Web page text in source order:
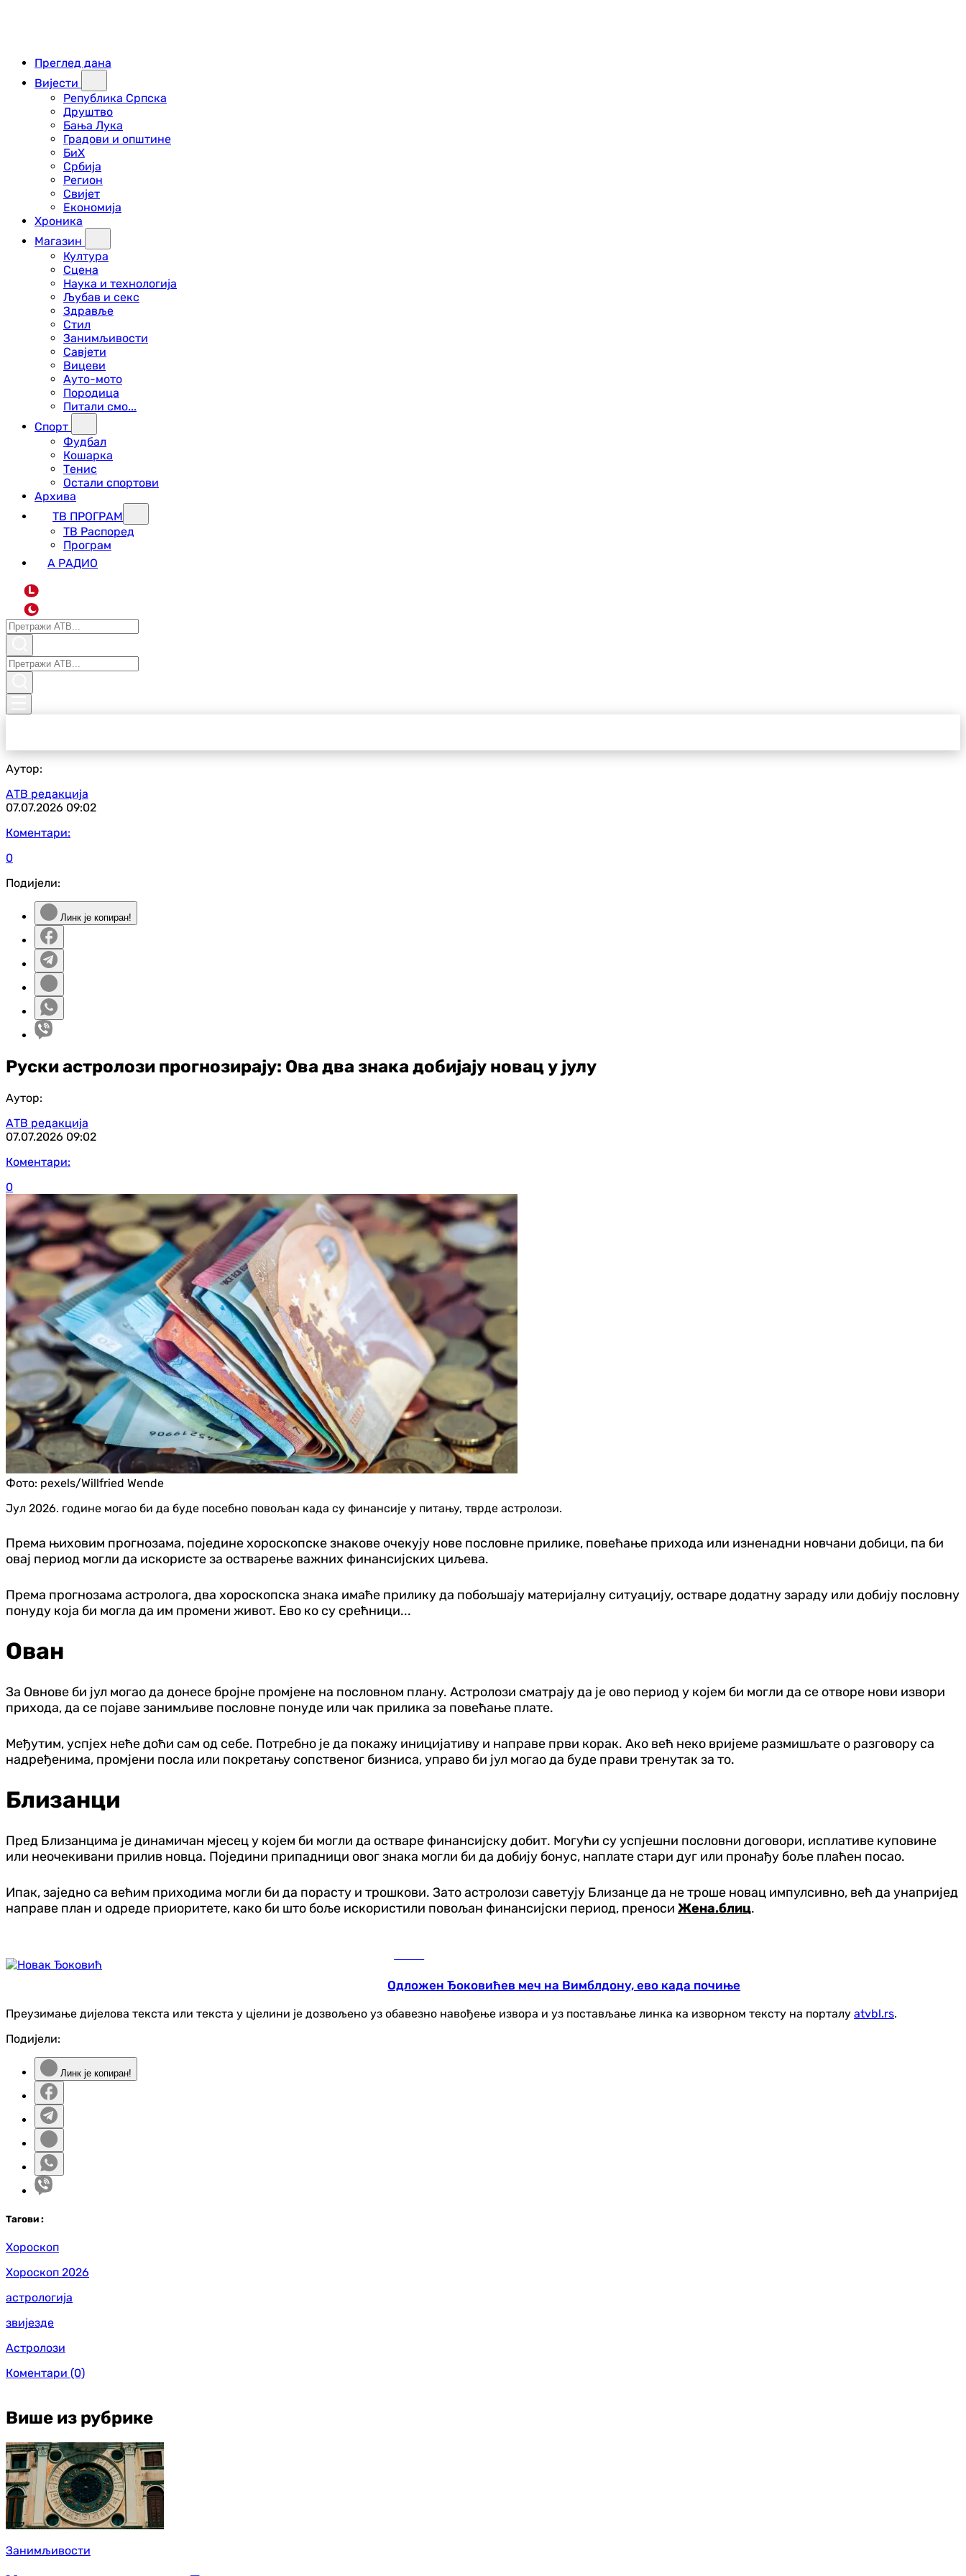
Преглед дана
Вијести
Република Српска
Друштво
Бања Лука
Градови и општине
БиХ
Србија
Регион
Свијет
Економија
Хроника
Магазин
Култура
Сцена
Наука и технологија
Љубав и секс
Здравље
Стил
Занимљивости
Савјети
Вицеви
Ауто-мото
Породица
Питали смо...
Спорт
Фудбал
Кошарка
Тенис
Остали спортови
Архива
ТВ ПРОГРАМ
ТВ Распоред
Програм
А РАДИО
L
Аутор:
АТВ редакција
07.07.2026 09:02
Коментари:
0
Подијели:
Линк је копиран!
Руски астролози прогнозирају: Ова два знака добијају новац у јулу
Аутор:
АТВ редакција
07.07.2026 09:02
Коментари:
0
Фото: pexels/Willfried Wende
Јул 2026. године могао би да буде посебно повољан када су финансије у питању, тврде астролози.
Према њиховим прогнозама, поједине хороскопске знакове очекују нове пословне прилике, повећање прихода или изненадни новчани добици, па би
овај период могли да искористе за остварење важних финансијских циљева.
Према прогнозама астролога, два хороскопска знака имаће прилику да побољшају материјалну ситуацију, остваре додатну зараду или добију пословну
понуду која би могла да им промени живот. Ево ко су срећници...
Ован
За Овнове би јул могао да донесе бројне промјене на пословном плану. Астролози сматрају да је ово период у којем би могли да се отворе нови извори
прихода, да се појаве занимљиве пословне понуде или чак прилика за повећање плате.
Међутим, успјех неће доћи сам од себе. Потребно је да покажу иницијативу и направе први корак. Ако већ неко вријеме размишљате о разговору са
надређенима, промјени посла или покретању сопственог бизниса, управо би јул могао да буде прави тренутак за то.
Близанци
Пред Близанцима је динамичан мјесец у којем би могли да остваре финансијску добит. Могући су успјешни пословни договори, исплативе куповине
или неочекивани прилив новца. Поједини припадници овог знака могли би да добију бонус, наплате стари дуг или пронађу боље плаћен посао.
Ипак, заједно са већим приходима могли би да порасту и трошкови. Зато астролози саветују Близанце да не троше новац импулсивно, већ да унапријед
направе план и одреде приоритете, како би што боље искористили повољан финансијски период, преноси Жена.блиц.
Одложен Ђоковићев меч на Вимблдону, ево када почиње
Преузимање дијелова текста или текста у цјелини је дозвољено уз обавезно навођење извора и уз постављање линка ка изворном тексту на порталу atvbl.rs.
Подијели:
Линк је копиран!
Тагови :
Хороскоп
Хороскоп 2026
астрологија
звијезде
Астролози
Коментари (0)
Више из рубрике
Занимљивости